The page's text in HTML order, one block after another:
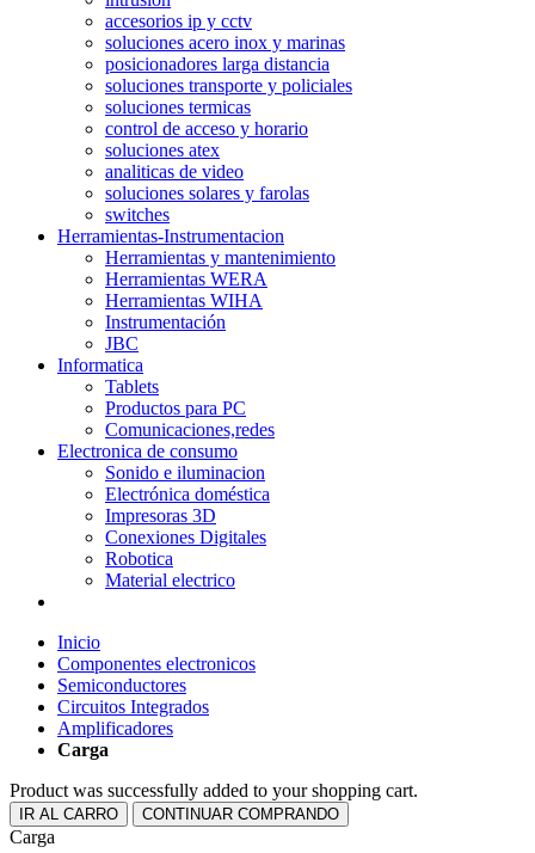
accesorios ip y cctv
soluciones acero inox y marinas
posicionadores larga distancia
soluciones transporte y policiales
soluciones termicas
control de acceso y horario
soluciones atex
analiticas de video
soluciones solares y farolas
switches
Herramientas-Instrumentacion
Herramientas y mantenimiento
Herramientas WERA
Herramientas WIHA
Instrumentación
JBC
Informatica
Tablets
Productos para PC
Comunicaciones,redes
Electronica de consumo
Sonido e iluminacion
Electrónica doméstica
Impresoras 3D
Conexiones Digitales
Robotica
Material electrico
Inicio
Componentes electronicos
Semiconductores
Circuitos Integrados
Amplificadores
Carga
Product was successfully added to your shopping cart.
IR AL CARRO CONTINUAR COMPRANDO
Carga